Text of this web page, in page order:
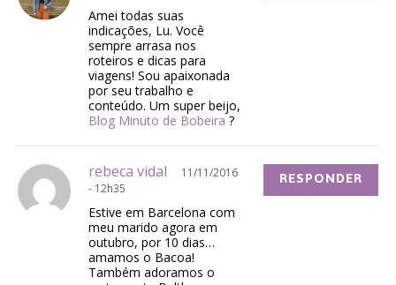
Amei todas suas
indicações, Lu. Você
sempre arrasa nos
roteiros e dicas para
viagens! Sou apaixonada
por seu trabalho e
conteúdo. Um super beijo,
Blog Minuto de Bobeira ?
rebeca vidal
11/11/2016
- 12h35
Estive em Barcelona com
meu marido agora em
outubro, por 10 dias…
amamos o Bacoa!
Também adoramos o
RESPONDER